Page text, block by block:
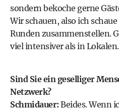
sondern bekoche gerne
Wir schauen, also ich
Runden zusammenstellen.
viel intensiver als in Lokalen.
Sind Sie ein geselliger
Netzwerk?
Schmidauer: Beides. Wenn